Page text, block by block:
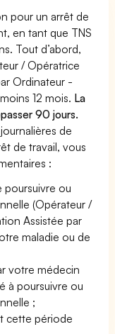
pour un arrêt de
en tant que TNS
Tout d’abord,
/ Opératrice
Ordinateur -
12 mois. La
90 jours.
de
de travail, vous
:
poursuivre ou
(Opérateur /
Assistée par
maladie ou de
votre médecin
à poursuivre ou
;
cette période